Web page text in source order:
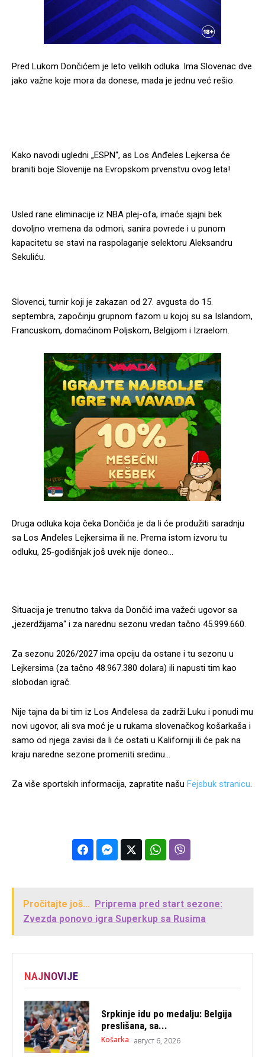
Pred Lukom Dončićem je leto velikih odluka. Ima Slovenac dve
jako važne koje mora da donese, mada je jednu već rešio.
Kako navodi ugledni „ESPN“, as Los Anđeles Lejkersa će
braniti boje Slovenije na Evropskom prvenstvu ovog leta!
Usled rane eliminacije iz NBA plej-ofa, imaće sjajni bek
dovoljno vremena da odmori, sanira povrede i u punom
kapacitetu se stavi na raspolaganje selektoru Aleksandru
Sekuliću.
Slovenci, turnir koji je zakazan od 27. avgusta do 15.
septembra, započinju grupnom fazom u kojoj su sa Islandom,
Francuskom, domaćinom Poljskom, Belgijom i Izraelom.
Druga odluka koja čeka Dončića je da li će produžiti saradnju
sa Los Anđeles Lejkersima ili ne. Prema istom izvoru tu
odluku, 25-godišnjak još uvek nije doneo…
Situacija je trenutno takva da Dončić ima važeći ugovor sa
„jezerdžijama“ i za narednu sezonu vredan tačno 45.999.660.
Za sezonu 2026/2027 ima opciju da ostane i tu sezonu u
Lejkersima (za tačno 48.967.380 dolara) ili napusti tim kao
slobodan igrač.
Nije tajna da bi tim iz Los Anđelesa da zadrži Luku i ponudi mu
novi ugovor, ali sva moć je u rukama slovenačkog košarkaša i
samo od njega zavisi da li će ostati u Kaliforniji ili će pak na
kraju naredne sezone promeniti sredinu…
Za više sportskih informacija, zapratite našu Fejsbuk stranicu.
Pročitajte još... Priprema pred start sezone:
Zvezda ponovo igra Superkup sa Rusima
NAJNOVIJE
Srpkinje idu po medalju: Belgija
preslišana, sa...
Košarka август 6, 2026